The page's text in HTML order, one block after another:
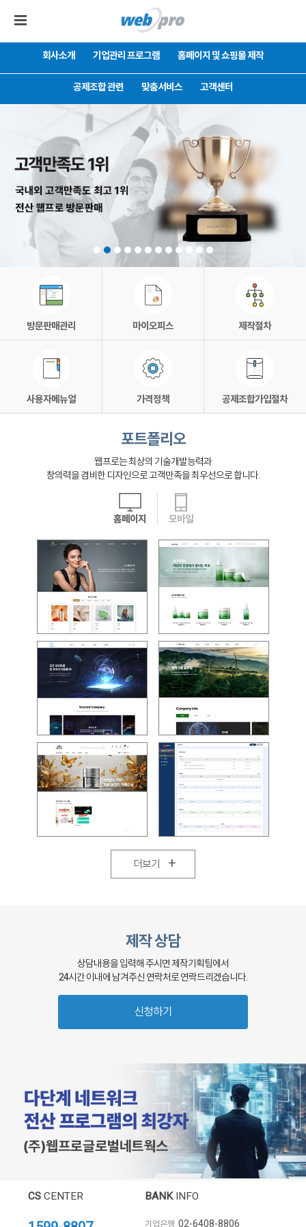
회사소개 기업관리 프로그램 홈페이지 및 쇼핑몰 제작
공제조합 관련 맞춤서비스 고객센터
방문판매관리 마이오피스 제작절차
사용자메뉴얼 가격정책 공제조합가입절차
포트폴리오
웹프로는 최상의 기술개발능력과
창의력을 겸비한 디자인으로 고객만족을 최우선으로 합니다.
홈페이지 모바일
더보기 +
제작 상담
상담내용을 입력해 주시면 제작기획팀에서
24시간 이내에 남겨주신 연락처로 연락드리겠습니다.
신청하기
CSCENTER BANKINFO
기업은행 02-6408-8806